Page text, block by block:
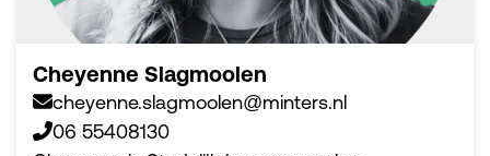
Cheyenne Slagmoolen
cheyenne.slagmoolen@minters.nl
06 55408130